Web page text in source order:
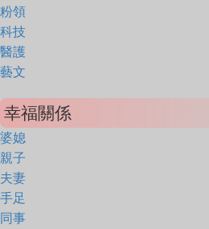
粉領
科技
醫護
藝文
幸福關係
婆媳
親子
夫妻
手足
同事